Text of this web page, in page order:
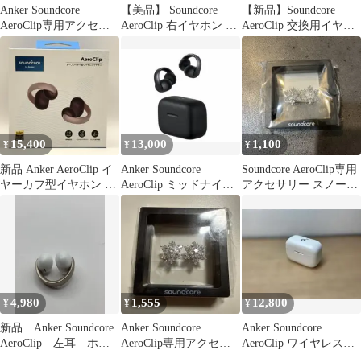
Anker Soundcore
AeroClip専用アクセサ
リー スノー
【美品】 Soundcore
AeroClip 右イヤホン の
【新品】Soundcore
AeroClip 交換用イヤー
ピース 充電器
¥ 15,400
新品 Anker AeroClip イ
ヤーカフ型イヤホン ピ
¥ 13,000
Anker Soundcore
AeroClip ミッドナイト
ブラック
¥ 1,100
Soundcore AeroClip専用
アクセサリー スノー
¥4,980
新品 Anker Soundcore
AeroClip 左耳 ホワ
¥ 1,555
Anker Soundcore
AeroClip専用アクセサ
¥12,800
Anker Soundcore
AeroClip ワイヤレスイ